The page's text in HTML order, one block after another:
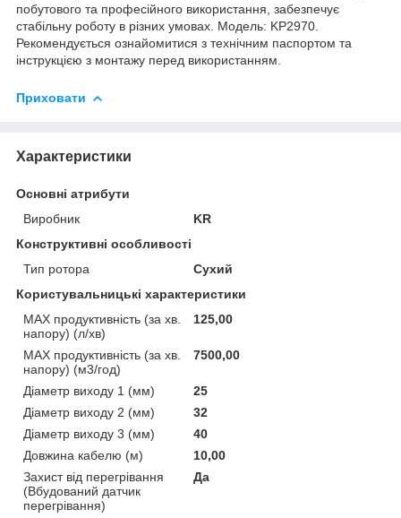
побутового та професійного використання, забезпечує
стабільну роботу в різних умовах. Модель: KP2970.
Рекомендується ознайомитися з технічним паспортом та
інструкцією з монтажу перед використанням.
Приховати
Характеристики
Основні атрибути
Виробник
KR
Конструктивні особливості
Тип ротора
Сухий
Користувальницькі характеристики
MAX продуктивність (за хв.
напору) (л/хв)
125,00
MAX продуктивність (за хв.
напору) (м3/год)
7500,00
Діаметр виходу 1 (мм)
25
Діаметр виходу 2 (мм)
32
Діаметр виходу 3 (мм)
40
Довжина кабелю (м)
10,00
Захист від перегрівання
(Вбудований датчик
перегрівання)
Да